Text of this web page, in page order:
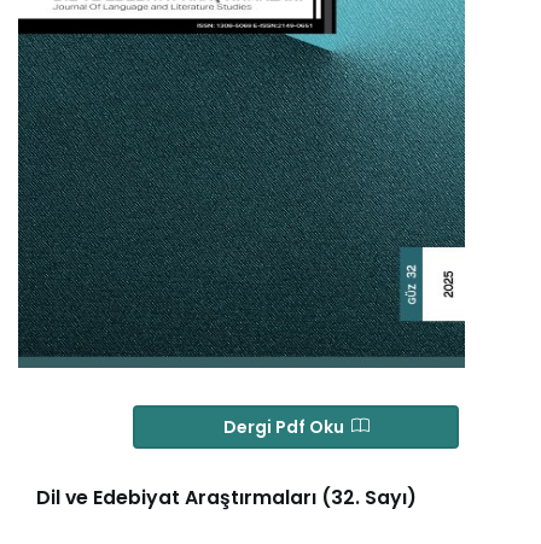
Dergi Pdf Oku
Dil ve Edebiyat Araştırmaları (32. Sayı)